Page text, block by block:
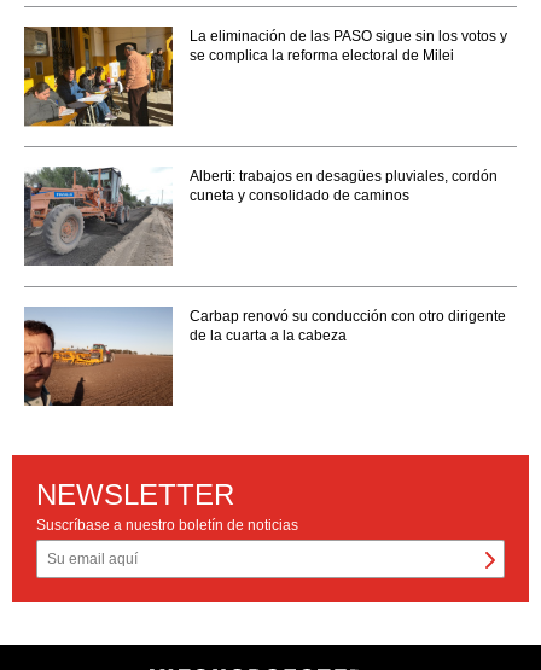
La eliminación de las PASO sigue sin los votos y
se complica la reforma electoral de Milei
Alberti: trabajos en desagües pluviales, cordón
cuneta y consolidado de caminos
Carbap renovó su conducción con otro dirigente
de la cuarta a la cabeza
NEWSLETTER
Suscríbase a nuestro boletín de noticias